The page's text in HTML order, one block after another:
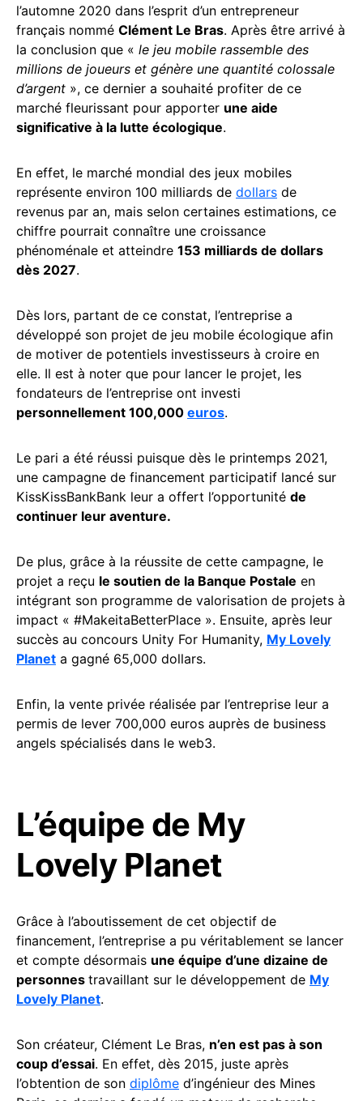
l’automne 2020 dans l’esprit d’un entrepreneur
français nommé Clément Le Bras. Après être arrivé à
la conclusion que « le jeu mobile rassemble des
millions de joueurs et génère une quantité colossale
d’argent », ce dernier a souhaité profiter de ce
marché fleurissant pour apporter une aide
significative à la lutte écologique.
En effet, le marché mondial des jeux mobiles
représente environ 100 milliards de dollars de
revenus par an, mais selon certaines estimations, ce
chiffre pourrait connaître une croissance
phénoménale et atteindre 153 milliards de dollars
dès 2027.
Dès lors, partant de ce constat, l’entreprise a
développé son projet de jeu mobile écologique afin
de motiver de potentiels investisseurs à croire en
elle. Il est à noter que pour lancer le projet, les
fondateurs de l’entreprise ont investi
personnellement 100,000 euros.
Le pari a été réussi puisque dès le printemps 2021,
une campagne de financement participatif lancé sur
KissKissBankBank leur a offert l’opportunité de
continuer leur aventure.
De plus, grâce à la réussite de cette campagne, le
projet a reçu le soutien de la Banque Postale en
intégrant son programme de valorisation de projets à
impact « #MakeitaBetterPlace ». Ensuite, après leur
succès au concours Unity For Humanity, My Lovely
Planet a gagné 65,000 dollars.
Enfin, la vente privée réalisée par l’entreprise leur a
permis de lever 700,000 euros auprès de business
angels spécialisés dans le web3.
L’équipe de My
Lovely Planet
Grâce à l’aboutissement de cet objectif de
financement, l’entreprise a pu véritablement se lancer
et compte désormais une équipe d’une dizaine de
personnes travaillant sur le développement de My
Lovely Planet.
Son créateur, Clément Le Bras, n’en est pas à son
coup d’essai. En effet, dès 2015, juste après
l’obtention de son diplôme d’ingénieur des Mines